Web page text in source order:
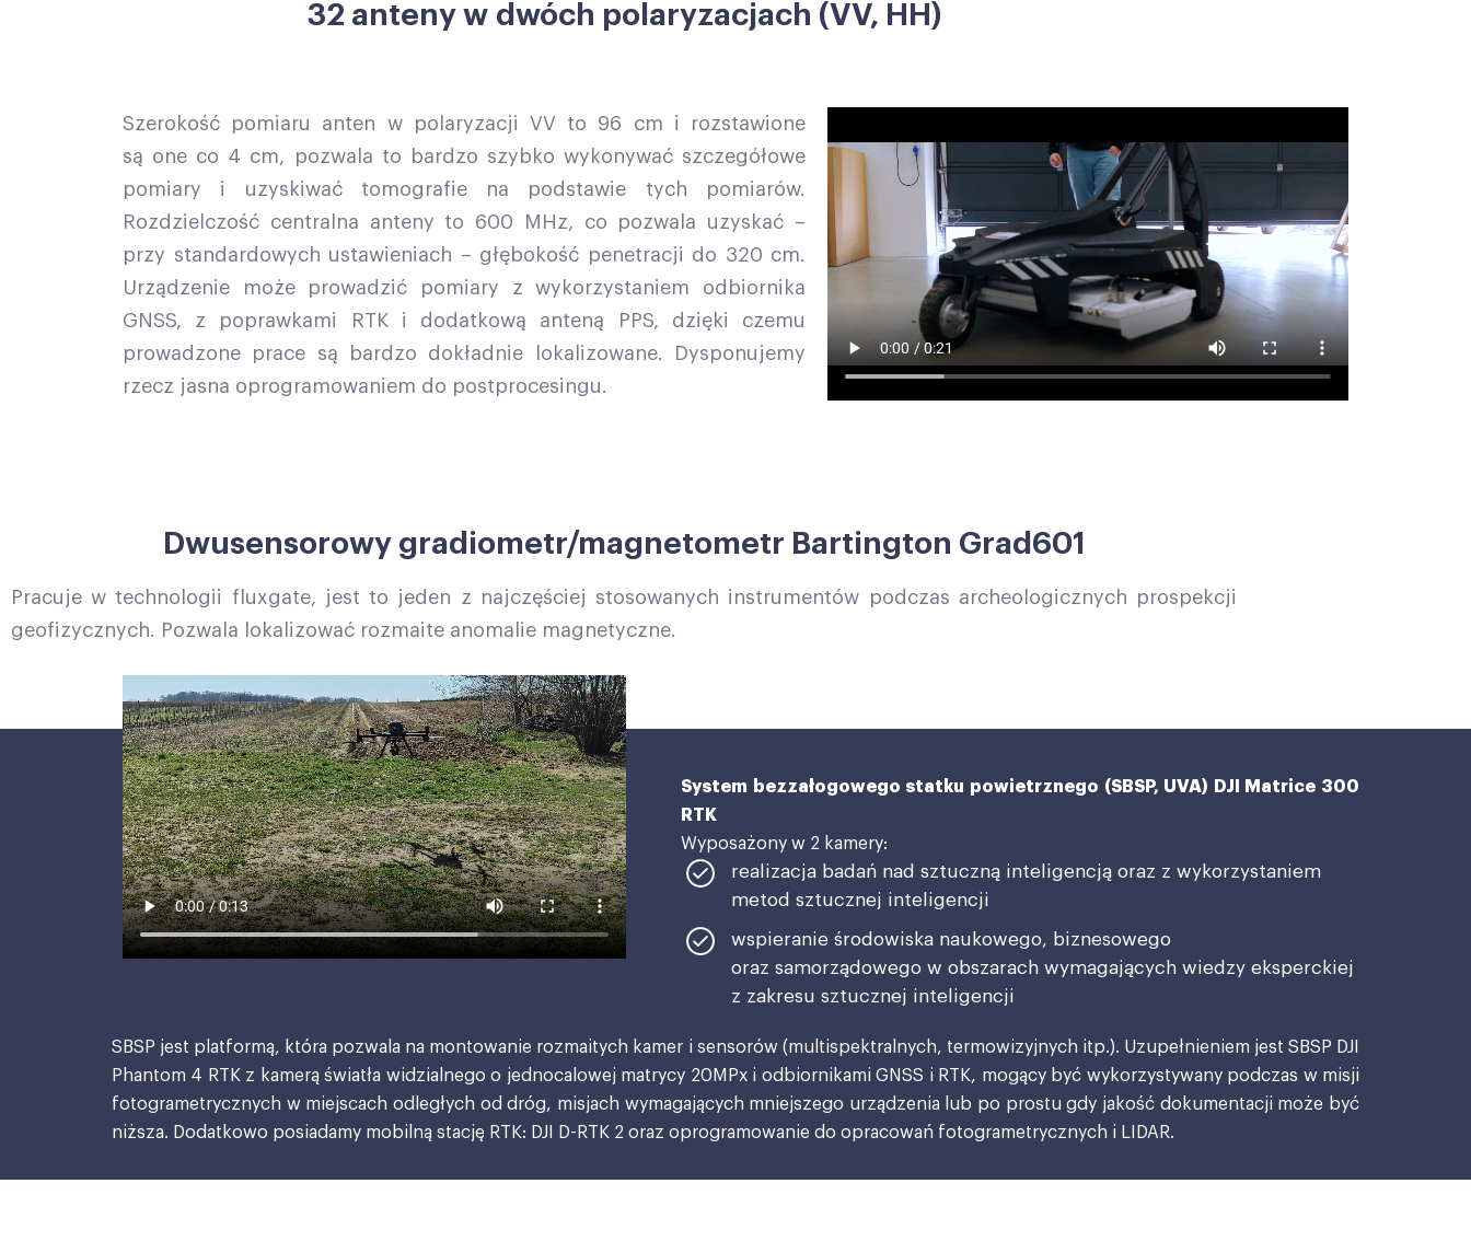
32 anteny w dwóch polaryzacjach (VV, HH)
Szerokość pomiaru anten w polaryzacji VV to 96 cm i rozstawione
są one co 4 cm, pozwala to bardzo szybko wykonywać szczegółowe
pomiary i uzyskiwać tomografie na podstawie tych pomiarów.
Rozdzielczość centralna anteny to 600 MHz, co pozwala uzyskać –
przy standardowych ustawieniach – głębokość penetracji do 320 cm.
Urządzenie może prowadzić pomiary z wykorzystaniem odbiornika
GNSS, z poprawkami RTK i dodatkową anteną PPS, dzięki czemu
prowadzone prace są bardzo dokładnie lokalizowane. Dysponujemy
rzecz jasna oprogramowaniem do postprocesingu.
Dwusensorowy gradiometr/magnetometr Bartington Grad601
Pracuje w technologii fluxgate, jest to jeden z najczęściej stosowanych instrumentów podczas archeologicznych prospekcji
geofizycznych. Pozwala lokalizować rozmaite anomalie magnetyczne.
System bezzałogowego statku powietrznego (SBSP, UVA) DJI Matrice 300
RTK
Wyposażony w 2 kamery:
realizacja badań nad sztuczną inteligencją oraz z wykorzystaniem
metod sztucznej inteligencji
wspieranie środowiska naukowego, biznesowego
oraz samorządowego w obszarach wymagających wiedzy eksperckiej
z zakresu sztucznej inteligencji
SBSP jest platformą, która pozwala na montowanie rozmaitych kamer i sensorów (multispektralnych, termowizyjnych itp.). Uzupełnieniem jest SBSP DJI
Phantom 4 RTK z kamerą światła widzialnego o jednocalowej matrycy 20MPx i odbiornikami GNSS i RTK, mogący być wykorzystywany podczas w misji
fotogrametrycznych w miejscach odległych od dróg, misjach wymagających mniejszego urządzenia lub po prostu gdy jakość dokumentacji może być
niższa. Dodatkowo posiadamy mobilną stację RTK: DJI D-RTK 2 oraz oprogramowanie do opracowań fotogrametrycznych i LIDAR.